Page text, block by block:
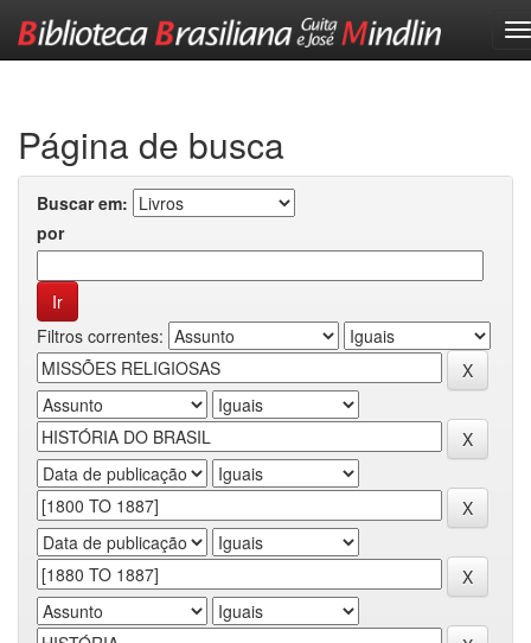
Página de busca
Buscar em:
por
Filtros correntes: